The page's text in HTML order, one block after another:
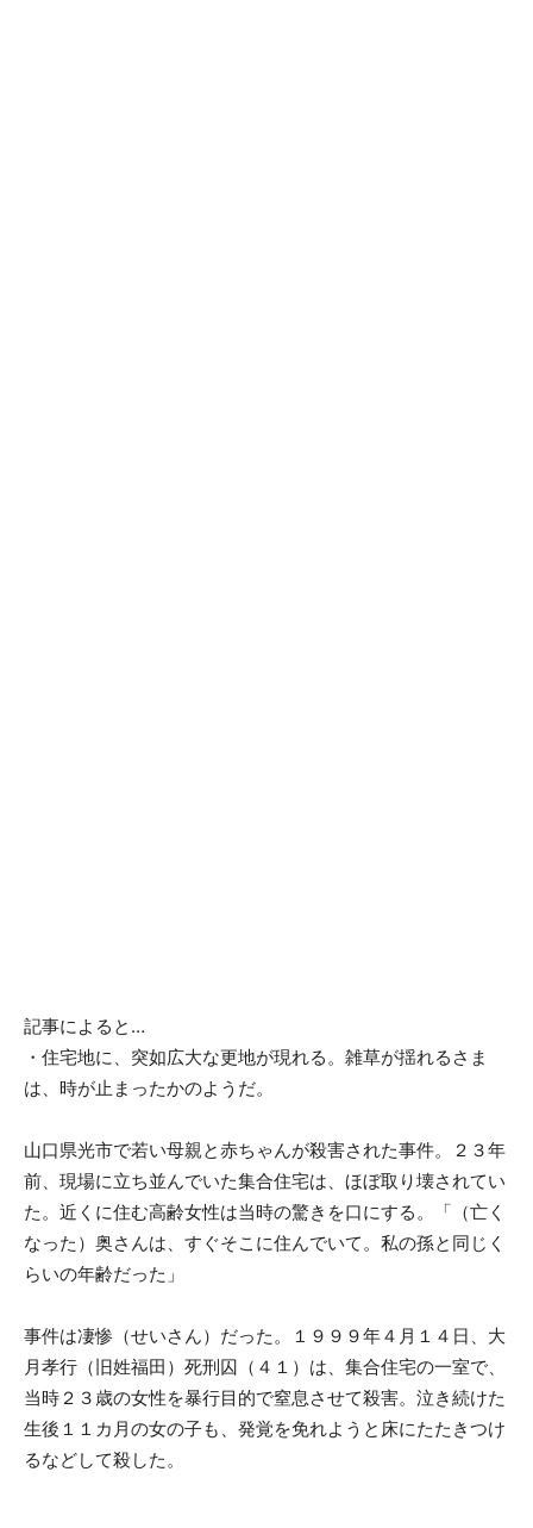
記事によると…
・住宅地に、突如広大な更地が現れる。雑草が揺れるさま
は、時が止まったかのようだ。
山口県光市で若い母親と赤ちゃんが殺害された事件。２３年
前、現場に立ち並んでいた集合住宅は、ほぼ取り壊されてい
た。近くに住む高齢女性は当時の驚きを口にする。「（亡く
なった）奥さんは、すぐそこに住んでいて。私の孫と同じく
らいの年齢だった」
事件は凄惨（せいさん）だった。１９９９年４月１４日、大
月孝行（旧姓福田）死刑囚（４１）は、集合住宅の一室で、
当時２３歳の女性を暴行目的で窒息させて殺害。泣き続けた
生後１１カ月の女の子も、発覚を免れようと床にたたきつけ
るなどして殺した。